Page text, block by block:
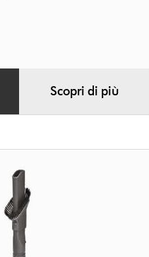
Scopri di più